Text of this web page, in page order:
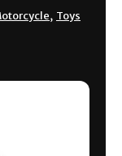
, Toys